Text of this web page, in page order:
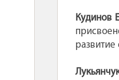
Кудинов
развитие